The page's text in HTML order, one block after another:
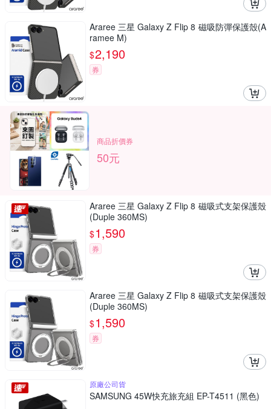
Araree 三星 Galaxy Z Flip 8 磁吸防彈保護殼(A
ramee M)
$2,190
券
商品折價券
50元
Araree 三星 Galaxy Z Flip 8 磁吸式支架保護殼
(Duple 360MS)
$1,590
券
Araree 三星 Galaxy Z Flip 8 磁吸式支架保護殼
(Duple 360MS)
$1,590
券
原廠公司貨
SAMSUNG 45W快充旅充組 EP-T4511 (黑色)